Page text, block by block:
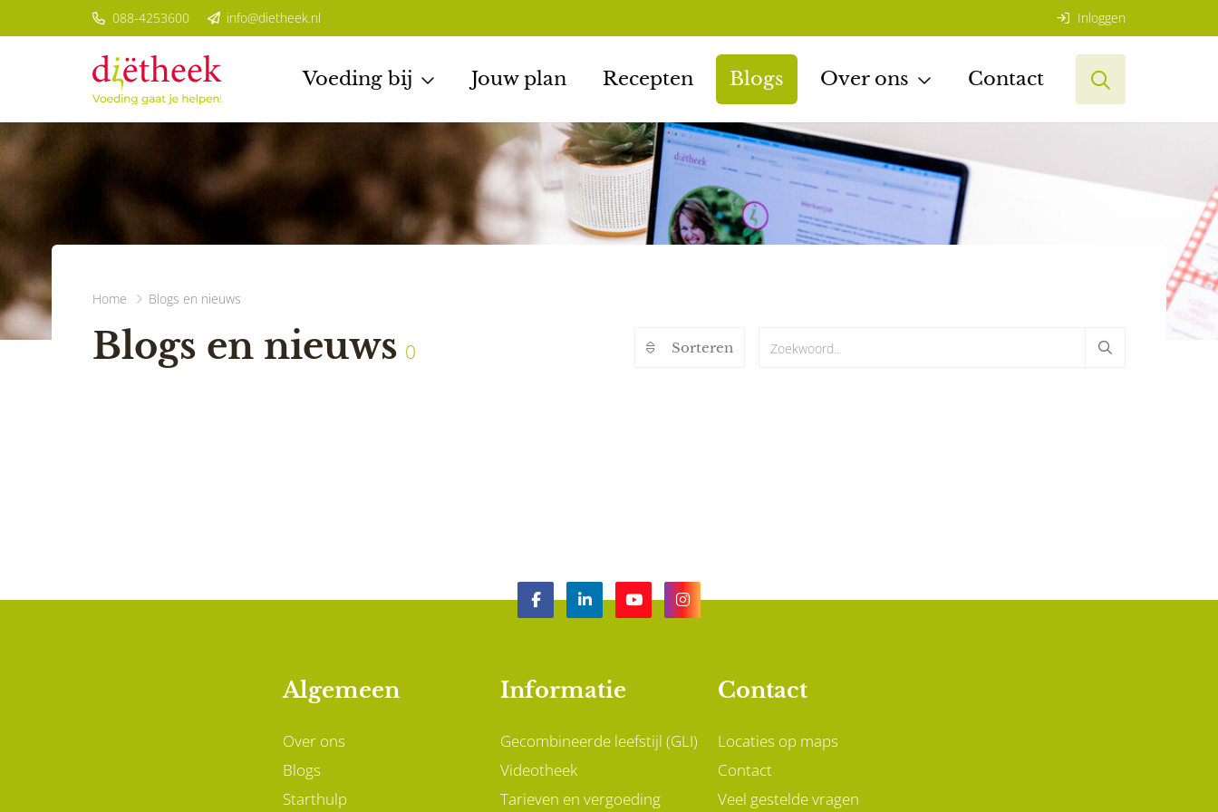
Home Blogs en nieuws
Blogs en nieuws 0 Sorteren
088-4253600 info@dietheek.nl Inloggen
Voeding bij Jouw plan Recepten Blogs Over ons Contact
Algemeen
Over ons
Blogs
Starthulp
Informatie
Gecombineerde leefstijl (GLI)
Videotheek
Tarieven en vergoeding
Contact
Locaties op maps
Contact
Veel gestelde vragen